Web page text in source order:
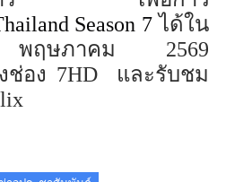
Season 7 ได้ใน
พฤษภาคม 2569
ช่อง 7HD และรับชม